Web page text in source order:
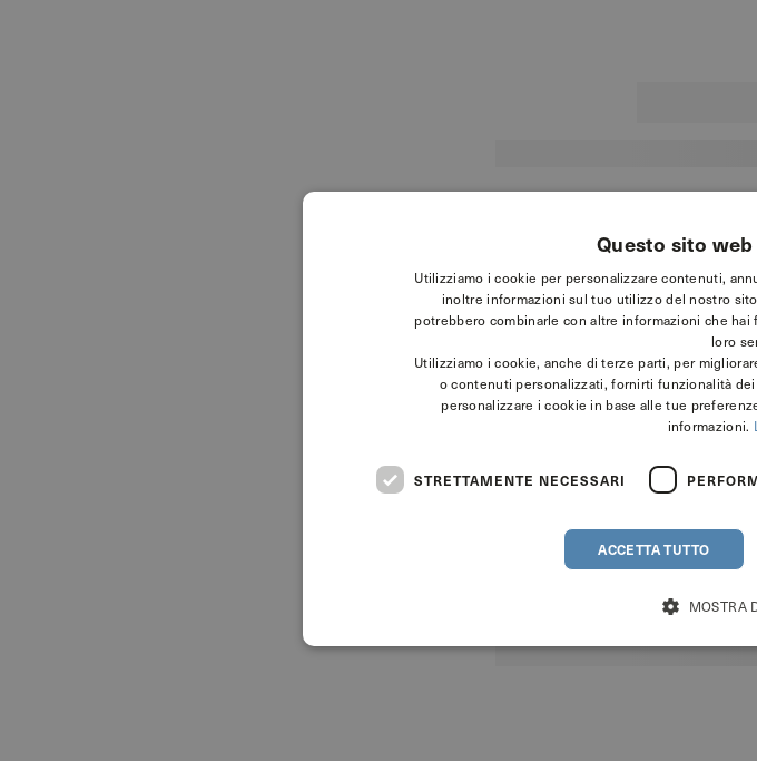
Questo sito
Utilizziamo i cookie per personalizzare contenuti,
inoltre informazioni sul tuo utilizzo del nostro
potrebbero combinarle con altre informazioni che
loro
Utilizziamo i cookie, anche di terze parti, per
o contenuti personalizzati, fornirti funzionalità
personalizzare i cookie in base alle tue
informazioni.
STRETTAMENTE NECESSARI
ACCETTA TUTTO
MOSTRA